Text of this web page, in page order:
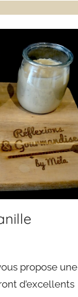
propose une
d’excellents